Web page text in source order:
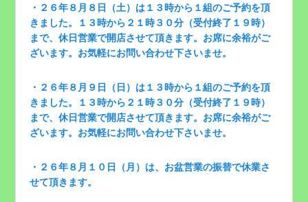
・２６年８月８日（土）は１３時から１組のご予約を頂
きました。１３時から２１時３０分（受付終了１９時）
まで、休日営業で開店させて頂きます。お席に余裕がご
ざいます。お気軽にお問い合わせ下さいませ。
・２６年８月９日（日）は１３時から１組のご予約を頂
きました。１３時から２１時３０分（受付終了１９時）
まで、休日営業で開店させて頂きます。お席に余裕がご
ざいます。お気軽にお問い合わせ下さいませ。
・２６年８月１０日（月）は、お盆営業の振替で休業さ
せて頂きます。